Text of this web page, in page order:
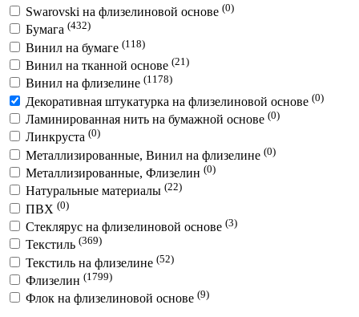
Swarovski на флизелиновой основе (0)
Бумага (432)
Винил на бумаге (118)
Винил на тканной основе (21)
Винил на флизелине (1178)
Декоративная штукатурка на флизелиновой основе (0)
Ламинированная нить на бумажной основе (0)
Линкруста (0)
Металлизированные, Винил на флизелине (0)
Металлизированные, Флизелин (0)
Натуральные материалы (22)
ПВХ (0)
Стеклярус на флизелиновой основе (3)
Текстиль (369)
Текстиль на флизелине (52)
Флизелин (1799)
Флок на флизелиновой основе (9)